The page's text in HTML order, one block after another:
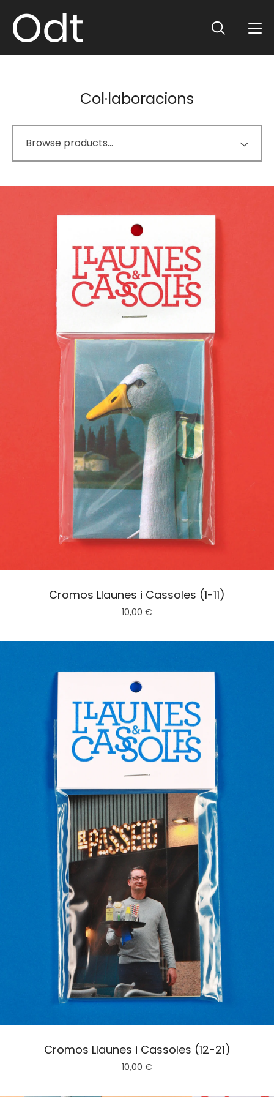
Col·laboracions
Cromos Llaunes i Cassoles (1-11)
10,00 €
Cromos Llaunes i Cassoles (12-21)
10,00 €